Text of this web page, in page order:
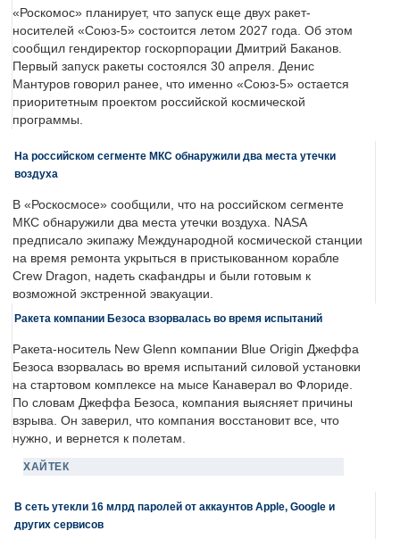
«Роскомос» планирует, что запуск еще двух ракет-
носителей «Союз-5» состоится летом 2027 года. Об этом
сообщил гендиректор госкорпорации Дмитрий Баканов.
Первый запуск ракеты состоялся 30 апреля. Денис
Мантуров говорил ранее, что именно «Союз-5» остается
приоритетным проектом российской космической
программы.
На российском сегменте МКС обнаружили два места утечки
воздуха
В «Роскосмосе» сообщили, что на российском сегменте
МКС обнаружили два места утечки воздуха. NASA
предписало экипажу Международной космической станции
на время ремонта укрыться в пристыкованном корабле
Crew Dragon, надеть скафандры и были готовым к
возможной экстренной эвакуации.
Ракета компании Безоса взорвалась во время испытаний
Ракета-носитель New Glenn компании Blue Origin Джеффа
Безоса взорвалась во время испытаний силовой установки
на стартовом комплексе на мысе Канаверал во Флориде.
По словам Джеффа Безоса, компания выясняет причины
взрыва. Он заверил, что компания восстановит все, что
нужно, и вернется к полетам.
ХАЙТЕК
В сеть утекли 16 млрд паролей от аккаунтов Apple, Google и
других сервисов